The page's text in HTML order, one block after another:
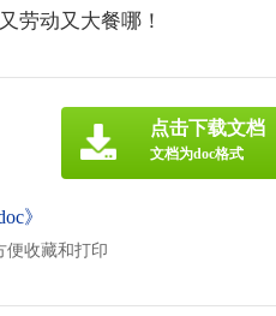
劳动又大餐哪！
》
便收藏和打印
点击下载文档
文档为doc格式